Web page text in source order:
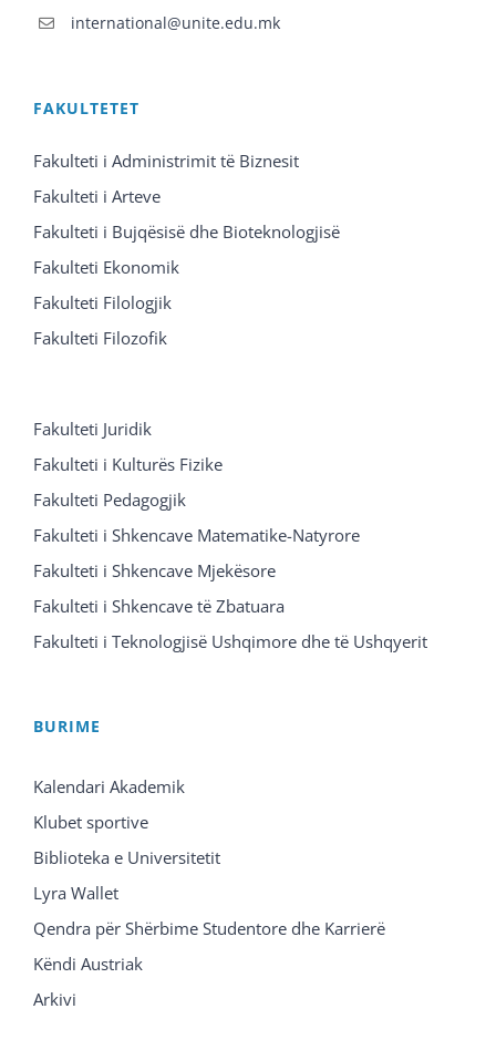
international@unite.edu.mk
FAKULTETET
Fakulteti i Administrimit të Biznesit
Fakulteti i Arteve
Fakulteti i Bujqësisë dhe Bioteknologjisë
Fakulteti Ekonomik
Fakulteti Filologjik
Fakulteti Filozofik
Fakulteti Juridik
Fakulteti i Kulturës Fizike
Fakulteti Pedagogjik
Fakulteti i Shkencave Matematike-Natyrore
Fakulteti i Shkencave Mjekësore
Fakulteti i Shkencave të Zbatuara
Fakulteti i Teknologjisë Ushqimore dhe të Ushqyerit
BURIME
Kalendari Akademik
Klubet sportive
Biblioteka e Universitetit
Lyra Wallet
Qendra për Shërbime Studentore dhe Karrierë
Këndi Austriak
Arkivi